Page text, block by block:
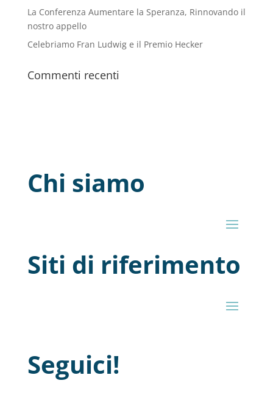
La Conferenza Aumentare la Speranza, Rinnovando il
nostro appello
Celebriamo Fran Ludwig e il Premio Hecker
Commenti recenti
Chi siamo
Siti di riferimento
Seguici!